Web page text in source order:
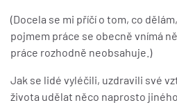
(Docela se mi příčí o tom, co
pojmem práce se obecně vnímá
práce rozhodně neobsahuje.)
Jak se lidé vyléčili, uzdravili své
života udělat něco naprosto jiného.